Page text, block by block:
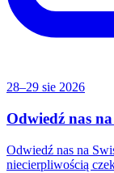
28–29 sie 2026
Odwiedź nas
Odwiedź nas na
niecierpliwością